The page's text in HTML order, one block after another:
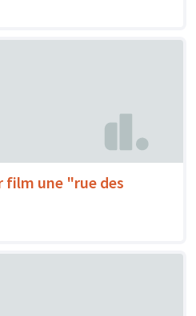
film une "rue des